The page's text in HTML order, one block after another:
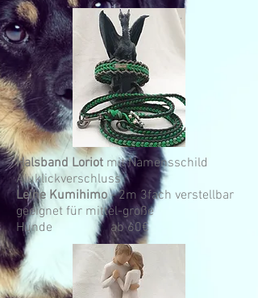
Halsband Loriot mit Namensschild
Aluklickverschluss
Leine Kumihimo- 2m 3fach verstellbar
geeignet für mittel-große
Hunde ab 60€